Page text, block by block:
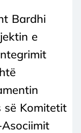
Bardhi
e
së Komitetit